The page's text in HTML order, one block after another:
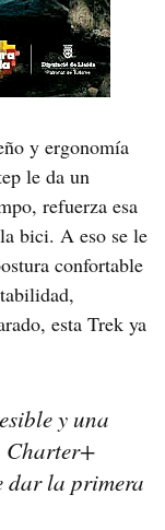
y ergonomía
le da un
refuerza esa
bici. A eso se le
confortable
esta Trek ya
y una
Charter+
dar la primera